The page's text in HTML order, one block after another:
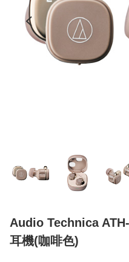
Audio Technica
耳機(咖啡色)